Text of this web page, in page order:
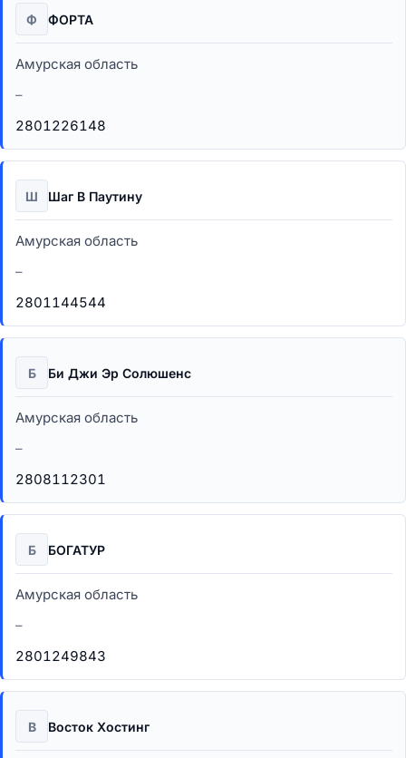
Ф ФОРТА
Амурская область
–
2801226148
Ш Шаг В Паутину
Амурская область
–
2801144544
Б Би Джи Эр Солюшенс
Амурская область
–
2808112301
Б БОГАТУР
Амурская область
–
2801249843
В Восток Хостинг